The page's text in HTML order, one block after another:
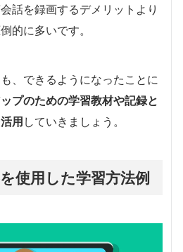
話を録画するデメリットより
的に多いです。
、できるようになったことに
プのための学習教材や記録と
用 していきましょう。
使用した学習方法例